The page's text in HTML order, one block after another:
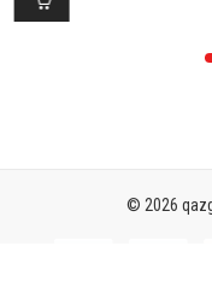
© 2026